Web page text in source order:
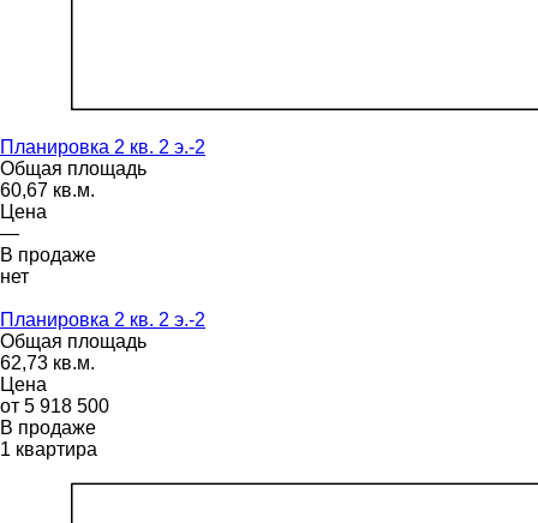
Планировка 2 кв. 2 э.-2
Общая площадь
60,67 кв.м.
Цена
—
В продаже
нет
Планировка 2 кв. 2 э.-2
Общая площадь
62,73 кв.м.
Цена
от 5 918 500
В продаже
1 квартира